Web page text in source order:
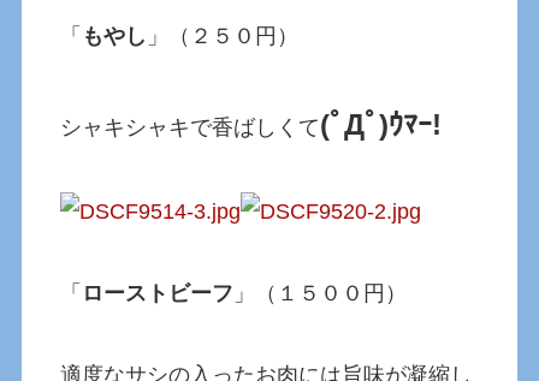
「 もやし 」（２５０円）
シャキシャキで香ばしくて(ﾟДﾟ)ｳﾏｰ!
「 ローストビーフ 」（１５００円）
適度なサシの入ったお肉には旨味が凝縮し